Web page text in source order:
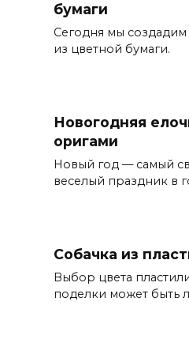
бумаги
Сегодня мы создадим
из цветной бумаги.
Новогодняя
оригами
Новый год — самый
веселый праздник в
Собачка из
Выбор цвета
поделки может быть